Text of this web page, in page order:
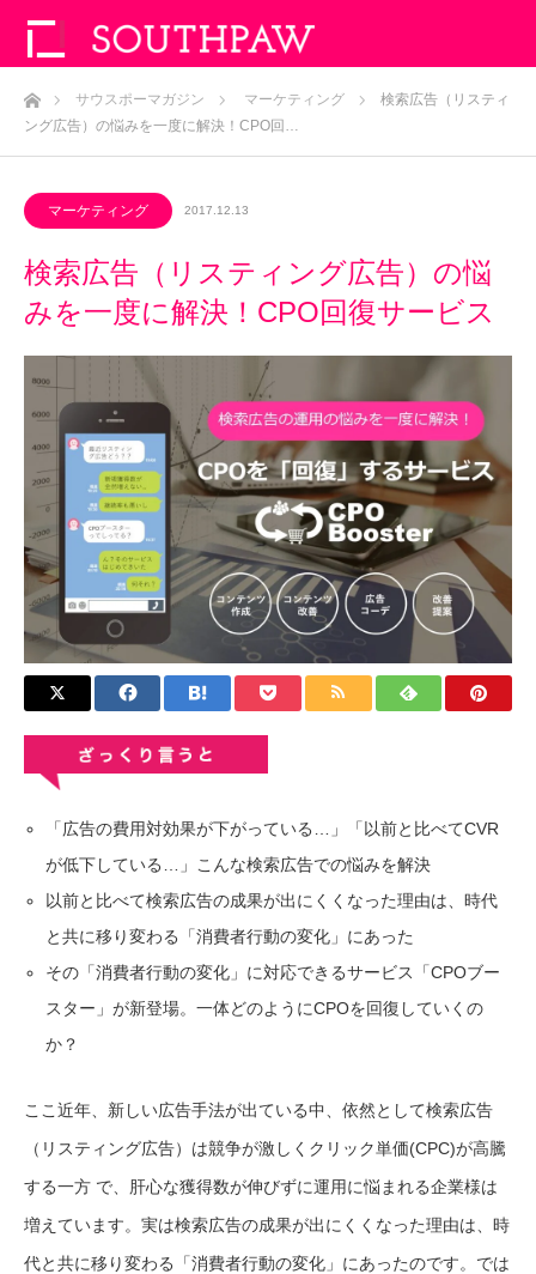
ホームサウスポーマガジン マーケティング
検索広告（リスティ
ング広告）の悩みを一度に解決！CPO回…
マーケティング 2017.12.13
検索広告（リスティング広告）の悩
みを一度に解決！CPO回復サービス
「広告の費用対効果が下がっている…」「以前と比べてCVR
が低下している…」こんな検索広告での悩みを解決
以前と比べて検索広告の成果が出にくくなった理由は、時代
と共に移り変わる「消費者行動の変化」にあった
その「消費者行動の変化」に対応できるサービス「CPOブー
スター」が新登場。一体どのようにCPOを回復していくの
か？
ここ近年、新しい広告手法が出ている中、依然として検索広告
（リスティング広告）は競争が激しくクリック単価(CPC)が高騰
する一方 で、肝心な獲得数が伸びずに運用に悩まれる企業様は
増えています。実は検索広告の成果が出にくくなった理由は、時
代と共に移り変わる「消費者行動の変化」にあったのです。では